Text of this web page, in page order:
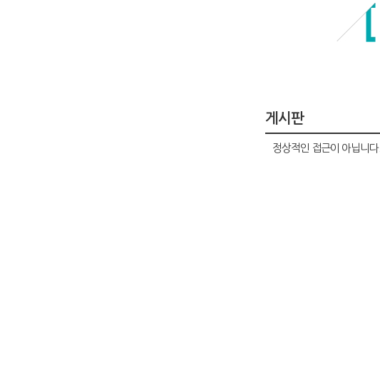
게시판
정상적인 접근이 아닙니다.